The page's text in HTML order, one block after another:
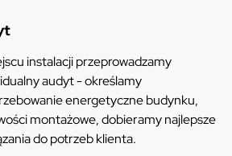
instalacji przeprowadzamy
audyt - określamy
energetyczne budynku,
montażowe, dobieramy najlepsze
do potrzeb klienta.